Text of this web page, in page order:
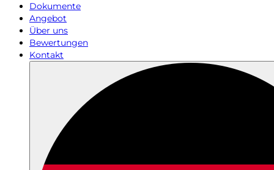
Dokumente
Angebot
Über uns
Bewertungen
Kontakt